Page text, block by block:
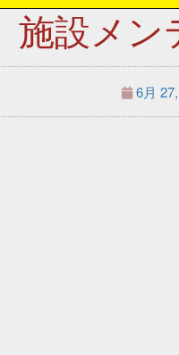
施設メン
6月